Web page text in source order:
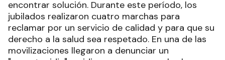
encontrar solución. Durante este período, los
jubilados realizaron cuatro marchas para
reclamar por un servicio de calidad y para que su
derecho a la salud sea respetado. En una de las
movilizaciones llegaron a denunciar un